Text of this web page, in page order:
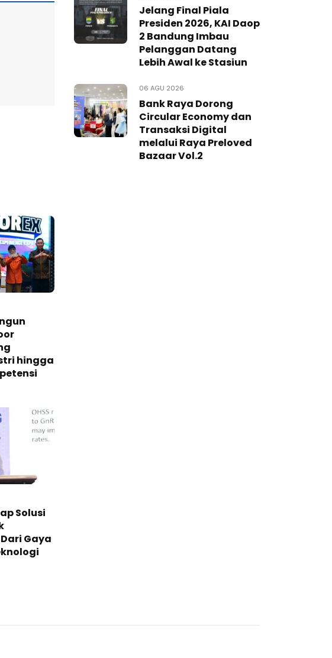
hingga
Solusi
Gaya
Jelang Final Piala
Presiden 2026, KAI Daop
2 Bandung Imbau
Pelanggan Datang
Lebih Awal ke Stasiun
06 AGU 2026
Bank Raya Dorong
Circular Economy dan
Transaksi Digital
melalui Raya Preloved
Bazaar Vol.2